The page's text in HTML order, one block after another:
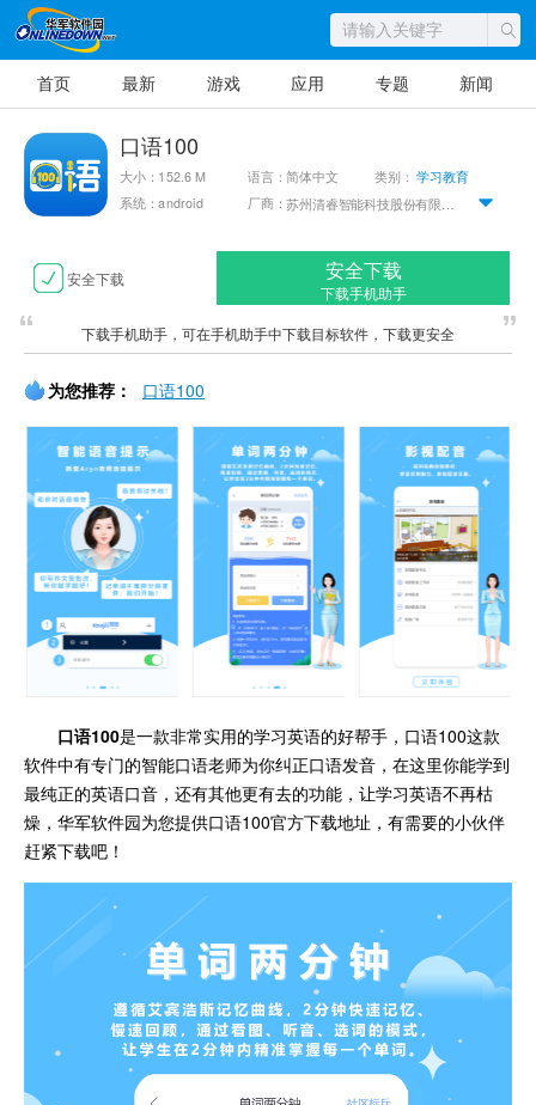
首页 最新 游戏 应用 专题 新闻
口语100
大小：152.6 M 语言：简体中文 类别：学习教育
系统：android
厂商：
安全下载 安全下载
下载手机助手
下载手机助手，可在手机助手中下载目标软件，下载更安全
为您推荐： 口语100
口语100是一款非常实用的学习英语的好帮手，口语100这款
软件中有专门的智能口语老师为你纠正口语发音，在这里你能学到
最纯正的英语口音，还有其他更有去的功能，让学习英语不再枯
燥，华军软件园为您提供口语100官方下载地址，有需要的小伙伴
赶紧下载吧！